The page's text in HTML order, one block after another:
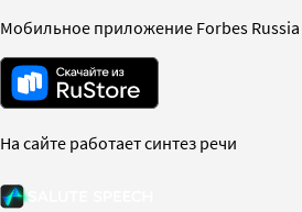
Мобильное приложение Forbes
На сайте работает синтез речи